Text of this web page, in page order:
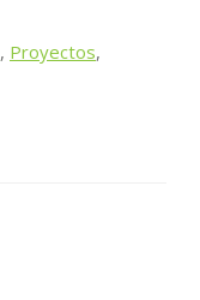
, Proyectos,